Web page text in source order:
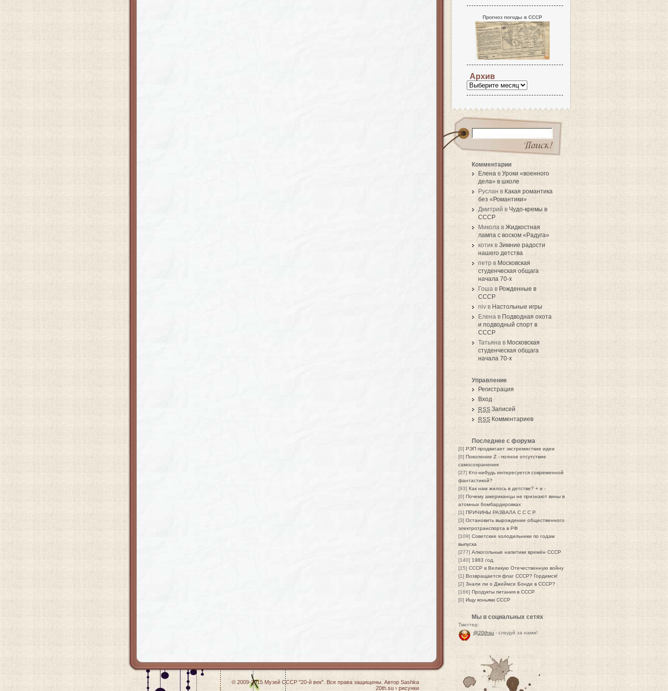
Прогноз погоды в СССР
Архив
Комментарии
Елена в Уроки «военного
дела» в школе
Руслан в Какая романтика
без «Романтики»
Дмитрий в Чудо-кремы в
СССР
Микола в Жидкостная
лампа с воском «Радуга»
котик в Зимние радости
нашего детства
петр в Московская
студенческая общага
начала 70-х
Гоша в Рожденные в
СССР
niv в Настольные игры
Елена в Подводная охота
и подводный спорт в
СССР
Татьяна в Московская
студенческая общага
начала 70-х
Управление
Регистрация
Вход
RSS Записей
RSS Комментариев
Последнее с форума
[0] РЭП продвигает экстремисткие идеи
[0] Поколение Z - полное отсутствие
самосохранения
[27] Кто-нибудь интересуется современной
фантастикой?
[93] Как нам жилось в детстве? + и -
[0] Почему американцы не признают вины в
атомных бомбардировках
[1] ПРИЧИНЫ РАЗВАЛА С С С Р
[3] Остановить вырождение общественного
электротранспорта в РФ
[109] Советские холодильники по годам
выпуска
[277] Алкогольные напитики времён СССР
[140] 1983 год.
[15] СССР в Великую Отечественную войну
[1] Возвращается флаг СССР? Гордимся!
[2] Знали ли о Джеймсе Бонде в СССР?
[166] Продукты питания в СССР
[0] Ищу коньяки СССР
Мы в социальных сетях
Твиттер:
@20thsu - следуй за нами!
© 2009-2015 Музей СССР "20-й век" . Все права защищены. Автор Sashka
20th.su › рисунки